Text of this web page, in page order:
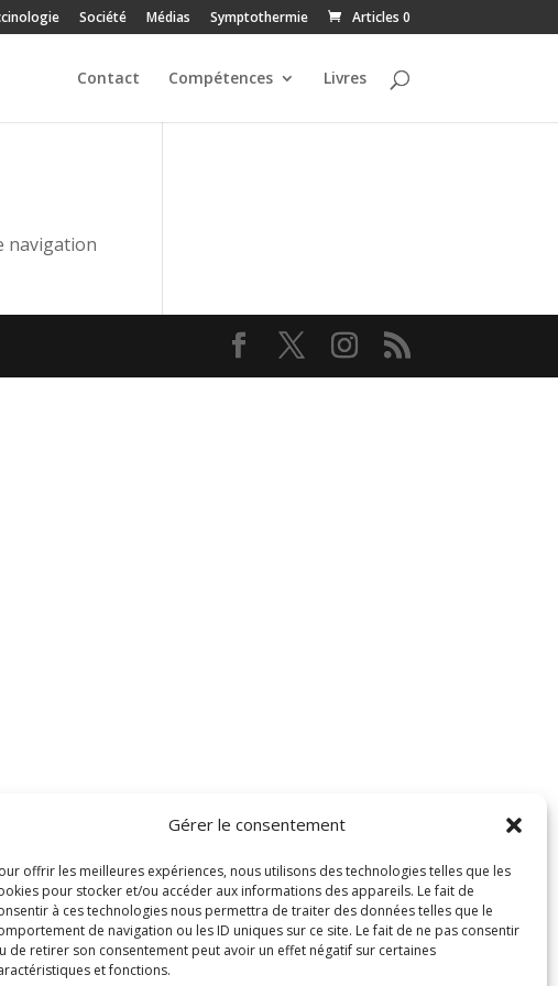
Gérer le consentement
offrir les meilleures expériences, nous utilisons des technologies telles que les
pour stocker et/ou accéder aux informations des appareils. Le fait de
à ces technologies nous permettra de traiter des données telles que le
de navigation ou les ID uniques sur ce site. Le fait de ne pas consentir
de retirer son consentement peut avoir un effet négatif sur certaines
et fonctions.
Société Médias Symptothermie Articles 0
Contact Compétences Livres
navigation